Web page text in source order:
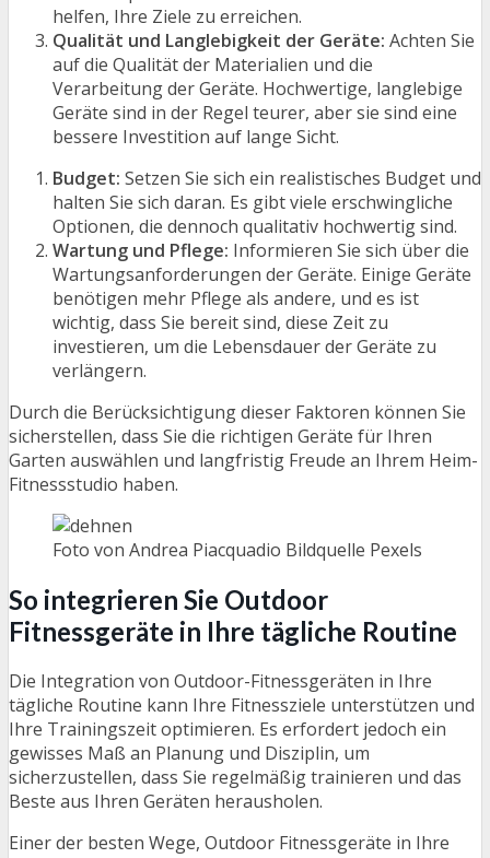
helfen, Ihre Ziele zu erreichen.
Qualität und Langlebigkeit der Geräte: Achten Sie
auf die Qualität der Materialien und die
Verarbeitung der Geräte. Hochwertige, langlebige
Geräte sind in der Regel teurer, aber sie sind eine
bessere Investition auf lange Sicht.
Budget: Setzen Sie sich ein realistisches Budget und
halten Sie sich daran. Es gibt viele erschwingliche
Optionen, die dennoch qualitativ hochwertig sind.
Wartung und Pflege: Informieren Sie sich über die
Wartungsanforderungen der Geräte. Einige Geräte
benötigen mehr Pflege als andere, und es ist
wichtig, dass Sie bereit sind, diese Zeit zu
investieren, um die Lebensdauer der Geräte zu
verlängern.
Durch die Berücksichtigung dieser Faktoren können Sie
sicherstellen, dass Sie die richtigen Geräte für Ihren
Garten auswählen und langfristig Freude an Ihrem Heim-
Fitnessstudio haben.
Foto von Andrea Piacquadio Bildquelle Pexels
So integrieren Sie Outdoor
Fitnessgeräte in Ihre tägliche Routine
Die Integration von Outdoor-Fitnessgeräten in Ihre
tägliche Routine kann Ihre Fitnessziele unterstützen und
Ihre Trainingszeit optimieren. Es erfordert jedoch ein
gewisses Maß an Planung und Disziplin, um
sicherzustellen, dass Sie regelmäßig trainieren und das
Beste aus Ihren Geräten herausholen.
Einer der besten Wege, Outdoor Fitnessgeräte in Ihre